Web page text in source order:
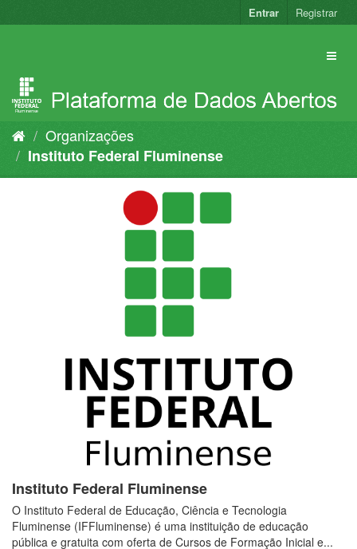
para
Entrar Registrar
Organizações
Instituto Federal Fluminense
Instituto Federal Fluminense
O Instituto Federal de Educação, Ciência e Tecnologia
Fluminense (IFFluminense) é uma instituição de educação
pública e gratuita com oferta de Cursos de Formação Inicial e...